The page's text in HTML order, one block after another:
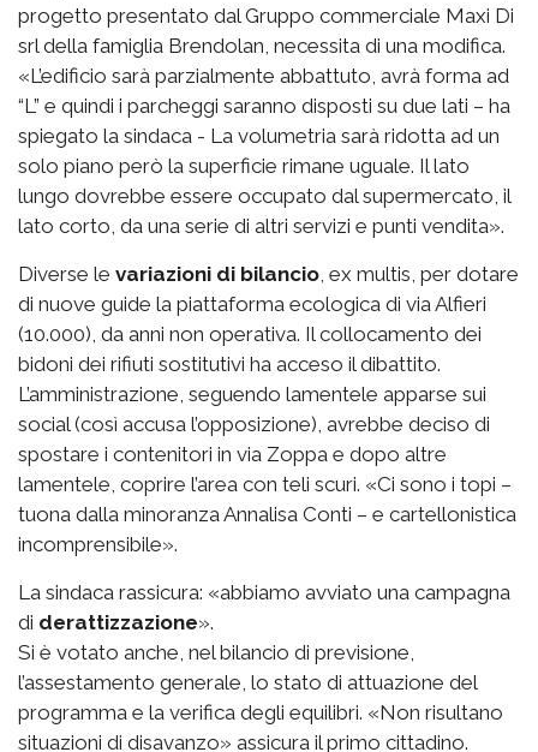
progetto presentato dal Gruppo commerciale Maxi Di
srl della famiglia Brendolan, necessita di una modifica.
«L’edificio sarà parzialmente abbattuto, avrà forma ad
“L” e quindi i parcheggi saranno disposti su due lati – ha
spiegato la sindaca - La volumetria sarà ridotta ad un
solo piano però la superficie rimane uguale. Il lato
lungo dovrebbe essere occupato dal supermercato, il
lato corto, da una serie di altri servizi e punti vendita».
Diverse le variazioni di bilancio, ex multis, per dotare
di nuove guide la piattaforma ecologica di via Alfieri
(10.000), da anni non operativa. Il collocamento dei
bidoni dei rifiuti sostitutivi ha acceso il dibattito.
L’amministrazione, seguendo lamentele apparse sui
social (così accusa l’opposizione), avrebbe deciso di
spostare i contenitori in via Zoppa e dopo altre
lamentele, coprire l’area con teli scuri. «Ci sono i topi –
tuona dalla minoranza Annalisa Conti – e cartellonistica
incomprensibile».
La sindaca rassicura: «abbiamo avviato una campagna
di derattizzazione».
Si è votato anche, nel bilancio di previsione,
l’assestamento generale, lo stato di attuazione del
programma e la verifica degli equilibri. «Non risultano
situazioni di disavanzo» assicura il primo cittadino.